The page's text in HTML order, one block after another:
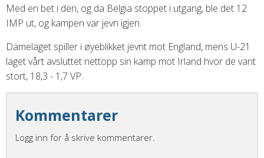
Med en bet i den, og da Belgia stoppet i utgang, ble det 12
IMP ut, og kampen var jevn igjen.
Damelaget spiller i øyeblikket jevnt mot England, mens U-21
laget vårt avsluttet nettopp sin kamp mot Irland hvor de vant
stort, 18,3 - 1,7 VP.
Kommentarer
Logg inn for å skrive kommentarer.